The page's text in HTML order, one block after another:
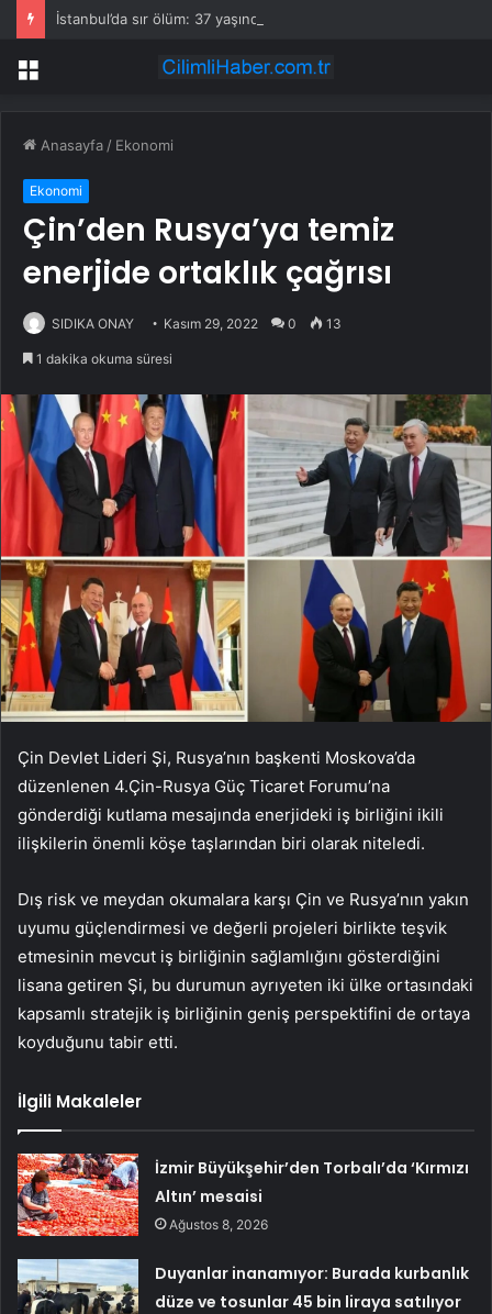
Menü
Anasayfa / Ekonomi
Ekonomi
Çin’den Rusya’ya temiz
enerjide ortaklık çağrısı
SIDIKA ONAY Kasım 29, 2022 0 13
1 dakika okuma süresi
Çin Devlet Lideri Şi, Rusya’nın başkenti Moskova’da
düzenlenen 4.Çin-Rusya Güç Ticaret Forumu’na
gönderdiği kutlama mesajında enerjideki iş birliğini ikili
ilişkilerin önemli köşe taşlarından biri olarak niteledi.
Dış risk ve meydan okumalara karşı Çin ve Rusya’nın yakın
uyumu güçlendirmesi ve değerli projeleri birlikte teşvik
etmesinin mevcut iş birliğinin sağlamlığını gösterdiğini
lisana getiren Şi, bu durumun ayrıyeten iki ülke ortasındaki
kapsamlı stratejik iş birliğinin geniş perspektifini de ortaya
koyduğunu tabir etti.
İlgili Makaleler
İzmir Büyükşehir’den Torbalı’da ‘Kırmızı
Altın’ mesaisi
Ağustos 8, 2026
Duyanlar inanamıyor: Burada kurbanlık
düze ve tosunlar 45 bin liraya satılıyor